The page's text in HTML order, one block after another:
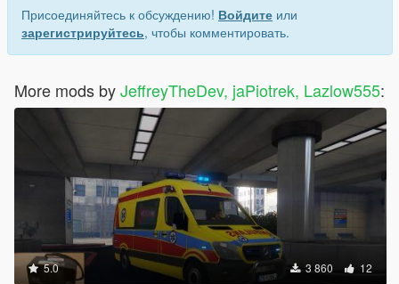
Присоединяйтесь к обсуждению! Войдите или
зарегистрируйтесь, чтобы комментировать.
More mods byJeffreyTheDev, jaPiotrek, Lazlow555:
5.0 3 860 12